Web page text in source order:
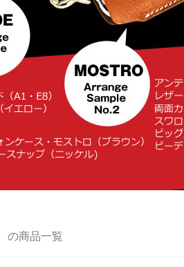
の商品一覧